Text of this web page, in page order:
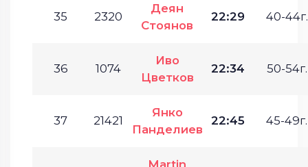
35 2320
Деян
Стоянов
22:29 40-44г.
36 1074
Иво
Цветков
22:34 50-54г.
37 21421
Янко
Панделиев
22:45 45-49г.
Martin